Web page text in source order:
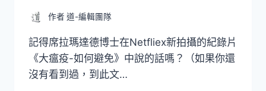
作者 道-編輯團隊
記得席拉瑪達德博士在Netfliex新拍攝的紀錄片
《大瘟疫-如何避免》中說的話嗎？（如果你還
沒有看到過，到此文…